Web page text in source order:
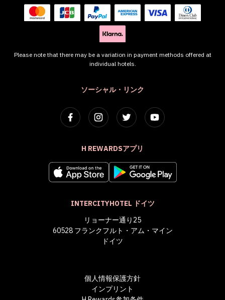
ソーシャル・リンク
H REWARDSアプリ
INTERCITYHOTEL ドイツ
リョーナー通り25
60528 フランクフルト・アム・マイン
ドイツ
Please note that there may be a variation in payment methods offered at
individual hotels.
個人情報保護方針
インプリント